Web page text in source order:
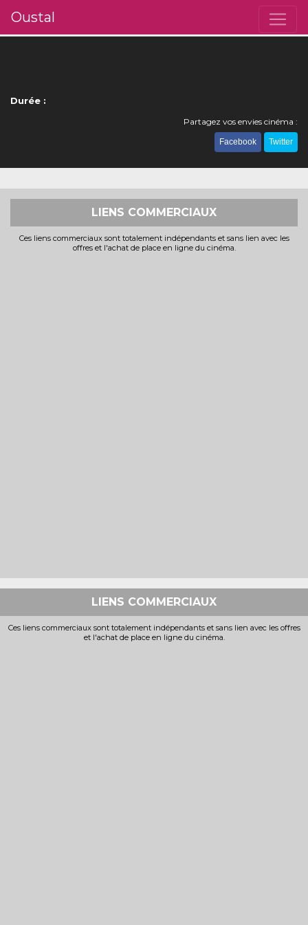
Oustal
Durée :
Partagez vos envies cinéma :
Facebook Twitter
LIENS COMMERCIAUX
Ces liens commerciaux sont totalement indépendants et sans lien avec les
offres et l'achat de place en ligne du cinéma.
LIENS COMMERCIAUX
Ces liens commerciaux sont totalement indépendants et sans lien avec les offres
et l'achat de place en ligne du cinéma.